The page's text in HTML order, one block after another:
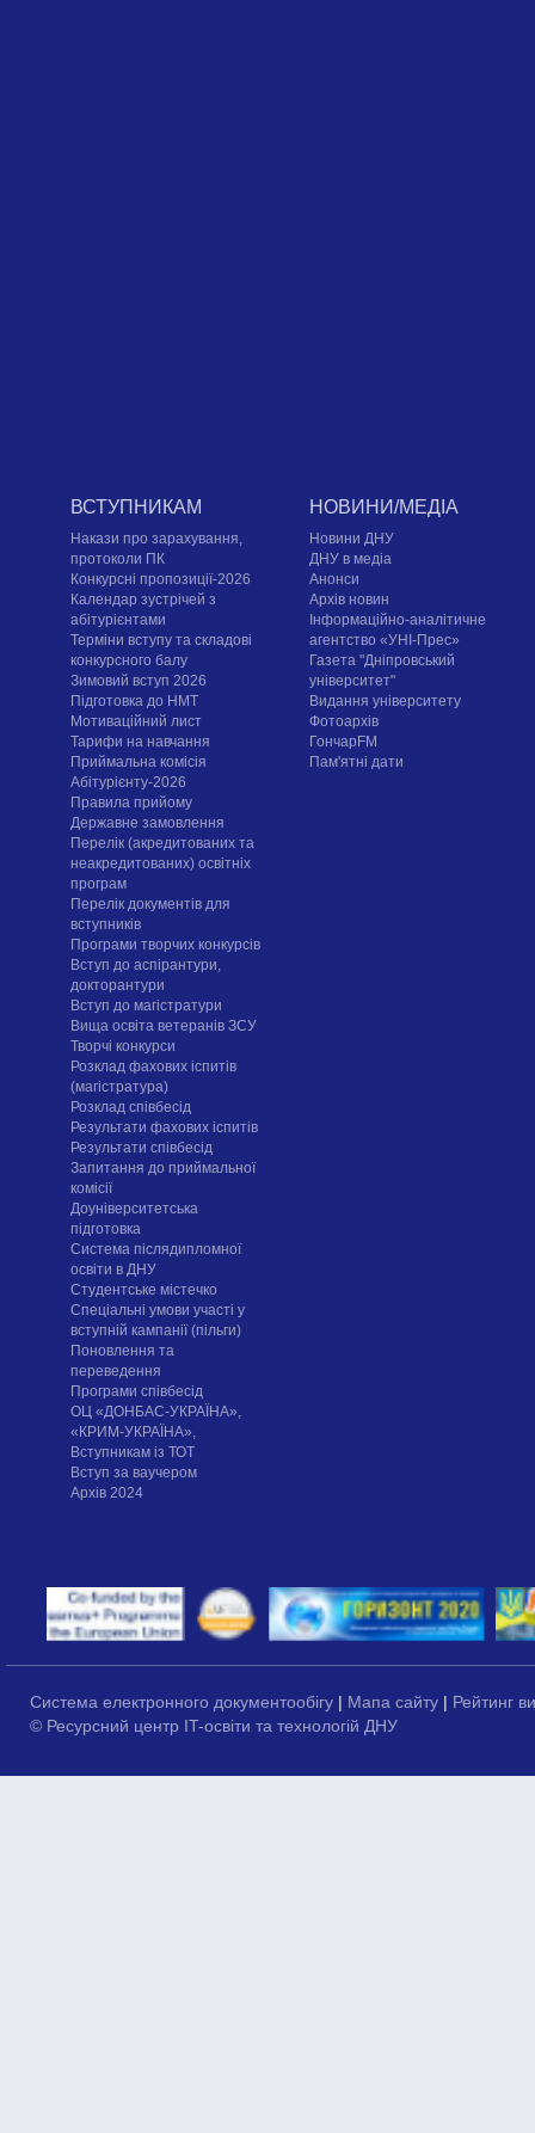
ВСТУПНИКАМ
Накази про зарахування,
протоколи ПК
Конкурсні пропозиції-2026
Календар зустрічей з
абітурієнтами
Терміни вступу та складові
конкурсного балу
Зимовий вступ 2026
Підготовка до НМТ
Мотиваційний лист
Тарифи на навчання
Приймальна комісія
Абітурієнту-2026
Правила прийому
Державне замовлення
Перелік (акредитованих та
неакредитованих) освітніх
програм
Перелік документів для
вступників
Програми творчих конкурсiв
Вступ до аспірантури,
докторантури
Вступ до магістратури
Вища освіта ветеранів ЗСУ
Творчі конкурси
Розклад фахових іспитів
(магістратура)
Розклад співбесід
Результати фахових іспитів
Результати співбесід
Запитання до приймальної
комісії
Доуніверситетська
підготовка
Система післядипломної
освіти в ДНУ
Cтудентське містечко
Спеціальні умови участі у
вступній кампанії (пільги)
Поновлення та
переведення
Програми співбесід
ОЦ «ДОНБАС-УКРАЇНА»,
«КРИМ-УКРАЇНА»,
Вступникам із ТОТ
Вступ за ваучером
Архів 2024
НОВИНИ/МЕДІА
Новини ДНУ
ДНУ в медіа
Анонси
Архів новин
Інформаційно-аналітичне
агентство «УНІ-Прес»
Газета "Дніпровський
університет"
Видання університету
Фотоархів
ГончарFM
Пам'ятні дати
Система електронного документообігу | Мапа сайту | Рейтинг
© Ресурсний центр IT-освіти та технологій ДНУ